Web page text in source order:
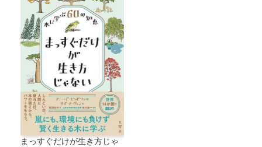
まっすぐだけが生き方じゃ